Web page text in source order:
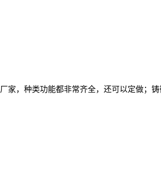
家，种类功能都非常齐全，还可以定做；